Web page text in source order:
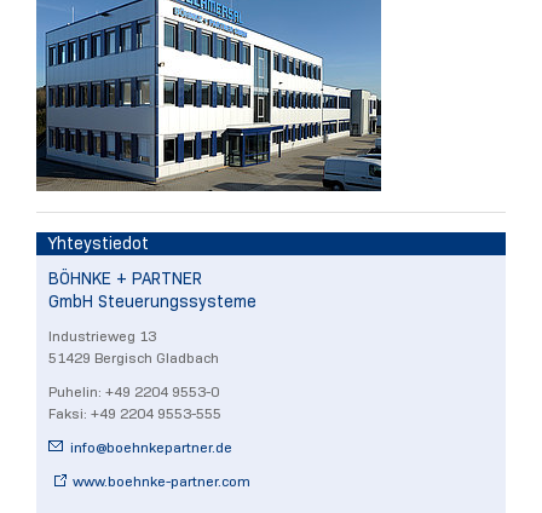
Yhteystiedot
BÖHNKE + PARTNER
GmbH Steuerungssysteme
Industrieweg 13
51429 Bergisch Gladbach
Puhelin: +49 2204 9553-0
Faksi: +49 2204 9553-555
info@boehnkepartner.de
www.boehnke-partner.com